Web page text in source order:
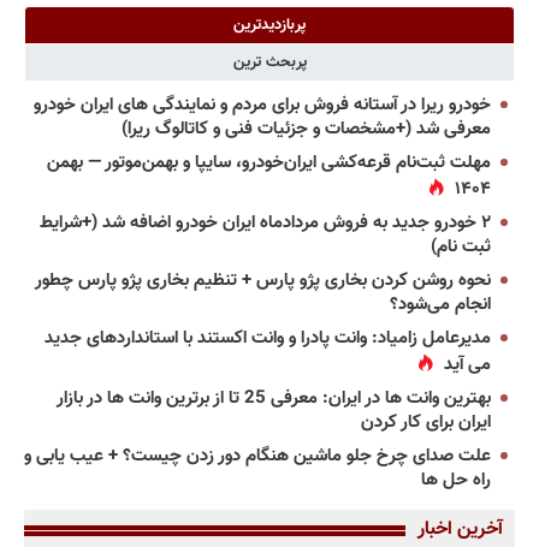
پربازدیدترین
پربحث ترین
خودرو ریرا در آستانه فروش برای مردم و نمایندگی های ایران خودرو
معرفی شد (+مشخصات و جزئیات فنی و کاتالوگ ریرا)
مهلت ثبت‌نام قرعه‌کشی ایران‌خودرو، سایپا و بهمن‌موتور — بهمن
۱۴۰۴
۲ خودرو جدید به فروش مردادماه ایران خودرو اضافه شد (+شرایط
ثبت نام)
نحوه روشن کردن بخاری پژو پارس + تنظیم بخاری پژو پارس چطور
انجام می‌شود؟
مدیرعامل زامیاد: وانت پادرا و وانت اکستند با استانداردهای جدید
می آید
بهترین وانت ها در ایران: معرفی 25 تا از برترین وانت ها در بازار
ایران برای کار کردن
علت صدای چرخ جلو ماشین هنگام دور زدن چیست؟ + عیب یابی و
راه حل ها
آخرین اخبار